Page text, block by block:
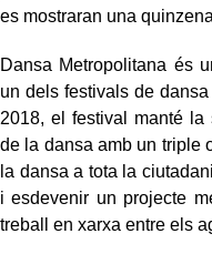
es mostraran una
Dansa Metropolitana és
un dels festivals de dansa
2018, el festival manté
de la dansa amb un triple
la dansa a tota la
i esdevenir un projecte
treball en xarxa entre els